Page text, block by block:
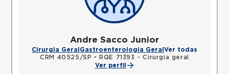
Andre Sacco Junior
Cirurgia Geral Gastroenterologia Geral Ver todas
CRM 40525/SP •
RQE 71393 - Cirurgia geral
Ver perfil